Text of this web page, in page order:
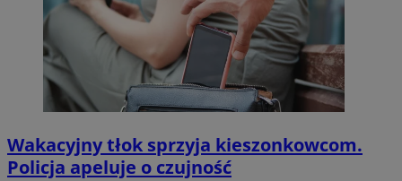
Wakacyjny tłok sprzyja kieszonkowcom.
Policja apeluje o czujność